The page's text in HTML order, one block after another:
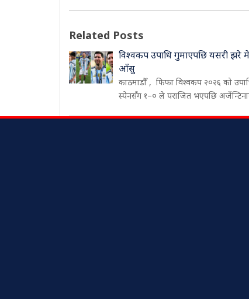
Related Posts
विश्वकप उपाधि गुमाएपछि यसरी झरे
आँसु
काठमाडौँ , फिफा विश्वकप २०२६ को
स्पेनसँग १–० ले पराजित भएपछि